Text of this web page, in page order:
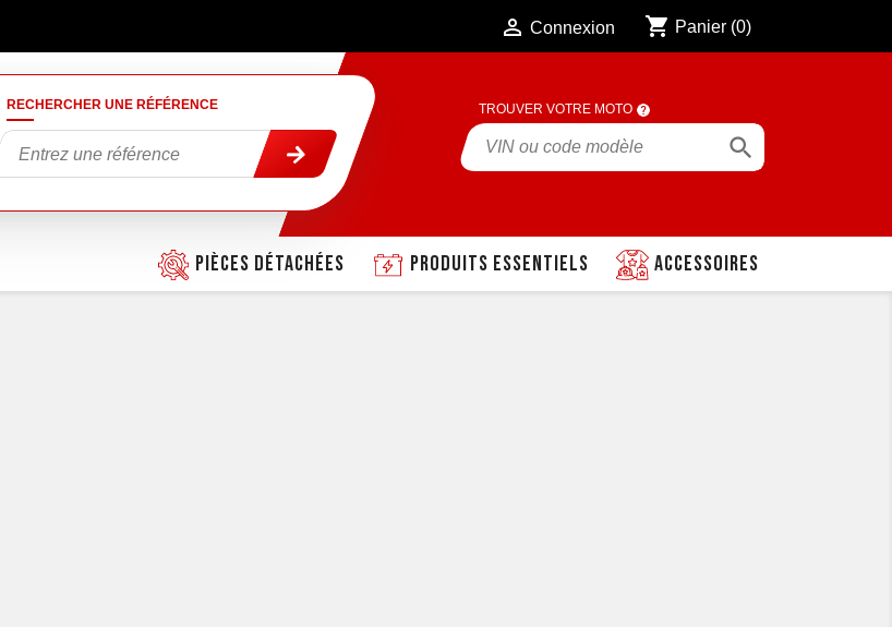
 Connexion shopping_cart Panier (0)
RECHERCHER UNE RÉFÉRENCE TROUVER VOTRE MOTO

Accessoires
Produits essentiels
Pièces détachées